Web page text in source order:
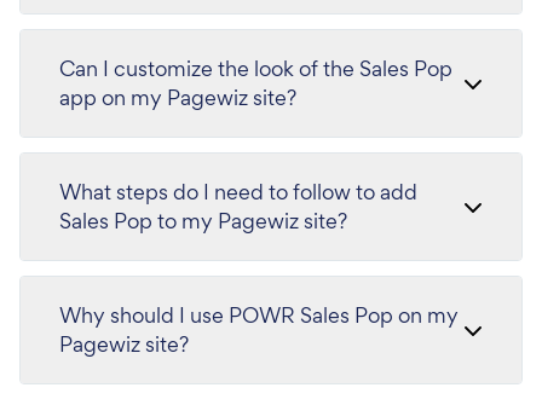
Can I customize the look of the Sales Pop
app on my Pagewiz site?
What steps do I need to follow to add
Sales Pop to my Pagewiz site?
Why should I use POWR Sales Pop on my
Pagewiz site?